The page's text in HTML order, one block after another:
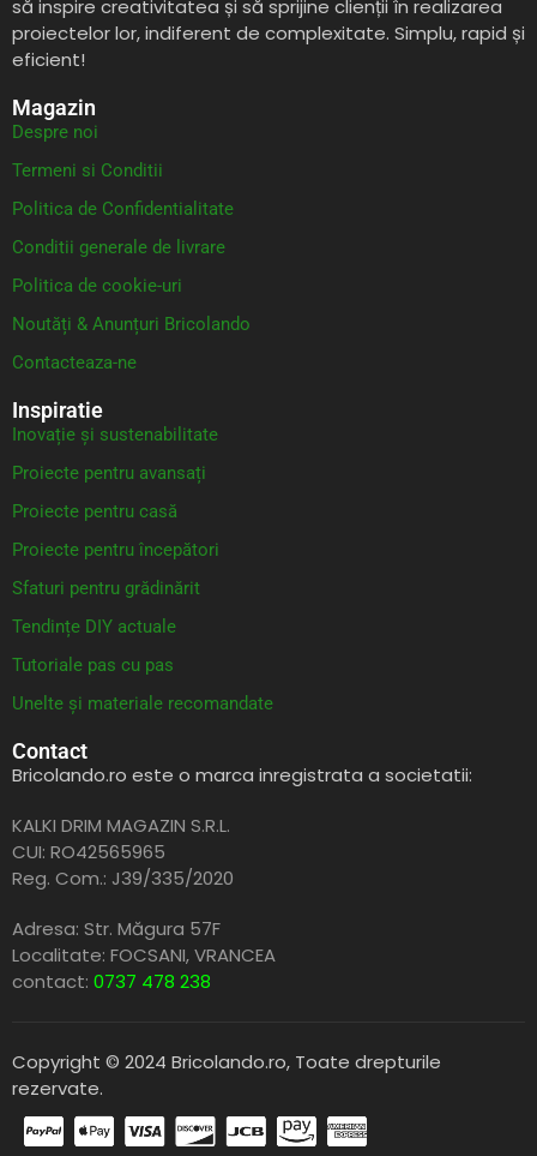
să inspire creativitatea și să sprijine clienții în realizarea
proiectelor lor, indiferent de complexitate. Simplu, rapid și
eficient!
Magazin
Despre noi
Termeni si Conditii
Politica de Confidentialitate
Conditii generale de livrare
Politica de cookie-uri
Noutăți & Anunțuri Bricolando
Contacteaza-ne
Inspiratie
Inovație și sustenabilitate
Proiecte pentru avansați
Proiecte pentru casă
Proiecte pentru începători
Sfaturi pentru grădinărit
Tendințe DIY actuale
Tutoriale pas cu pas
Unelte și materiale recomandate
Contact
Bricolando.ro este o marca inregistrata a societatii:
KALKI DRIM MAGAZIN S.R.L.
CUI: RO42565965
Reg. Com.: J39/335/2020
Adresa: Str. Măgura 57F
Localitate: FOCSANI,VRANCEA
contact: 0737 478 238
Copyright © 2024 Bricolando.ro, Toate drepturile
rezervate.